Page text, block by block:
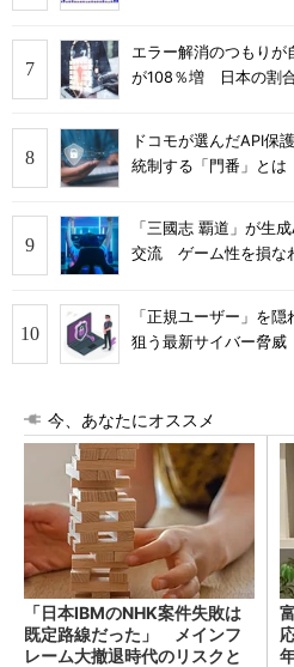
エラー解消のつもりが
が108％増 日本の割
ドコモが選んだAPI保
統制する「門番」とは
「三國志 覇道」が生
交流 ゲーム性を損な
「正規ユーザー」を
狙う最新サイバー脅威
今、あなたにオススメ
「日本IBMのNHK案件失敗は
既定路線だった」 メインフ
レーム大撤退時代のリスクと